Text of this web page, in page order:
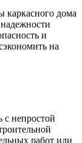
каркасного дома
и
на
с непростой
работ или